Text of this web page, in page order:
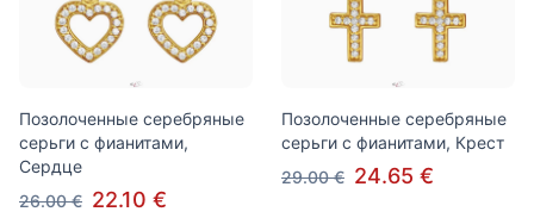
Позолоченные серебряные
серьги с фианитами,
Сердце
26.00 € 22.10 €
Позолоченные серебряные
серьги с фианитами, Крест
29.00 € 24.65 €